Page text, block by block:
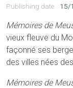
Publishing date 15/
Mémoires de
vieux fleuve du
façonné ses
des villes nées
Mémoires de